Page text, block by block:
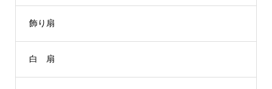
飾り扇
白 扇